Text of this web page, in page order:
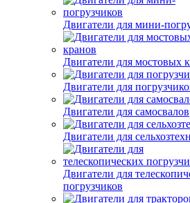
Двигатели для мини-
Двигатели для мостовых
Двигатели для
Двигатели для самосвалов
Двигатели для
Двигатели для
погрузчиков